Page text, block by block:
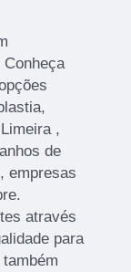
,
de
empresas
através
para